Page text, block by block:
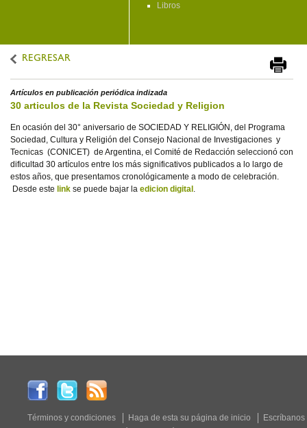
Libros
REGRESAR
Artículos en publicación periódica indizada
30 articulos de la Revista Sociedad y Religion
En ocasión del 30° aniversario de SOCIEDAD Y RELIGIÓN, del Programa
Sociedad, Cultura y Religión del Consejo Nacional de Investigaciones y
Tecnicas (CONICET) de Argentina, el Comité de Redacción seleccionó con
dificultad 30 artículos entre los más significativos publicados a lo largo de
estos años, que presentamos cronológicamente a modo de celebración.
Desde este link se puede bajar la edicion digital .
Términos y condiciones Haga de esta su página de inicio
Escríbanos